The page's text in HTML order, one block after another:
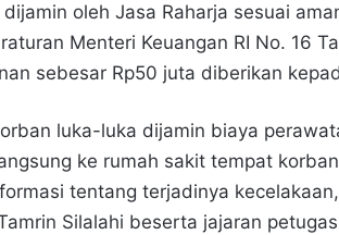
oleh Jasa Raharja sesuai
Menteri Keuangan RI No. 16
sebesar Rp50 juta diberikan
luka-luka dijamin biaya
ke rumah sakit tempat
tentang terjadinya
Silalahi beserta jajaran